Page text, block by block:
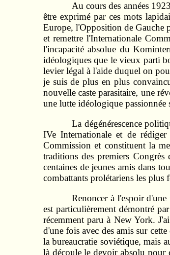
Au cours des années
être exprimé par ces mots
Europe, l'Opposition de Gauche
et remettre l'Internationale
l'incapacité absolue du
idéologiques que le vieux parti
levier légal à l'aide duquel on
je suis de plus en plus
nouvelle caste parasitaire, une
une lutte idéologique passionnée
La dégénérescence
IVe Internationale et de
Commission et constituent la
traditions des premiers
centaines de jeunes amis dans
combattants prolétariens les
Renoncer à l'espoir d'une
est particulièrement démontré
récemment paru à New York.
d'une fois avec des amis sur
la bureaucratie soviétique, mais
là découle le devoir absolu pour